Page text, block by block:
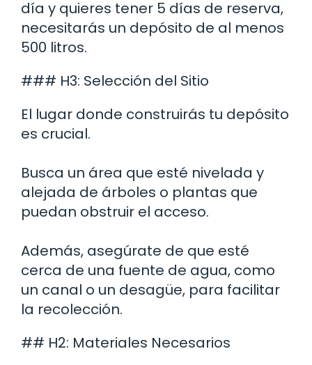
día y quieres tener 5 días de reserva,
necesitarás un depósito de al menos
500 litros.
### H3: Selección del Sitio
El lugar donde construirás tu depósito
es crucial.
Busca un área que esté nivelada y
alejada de árboles o plantas que
puedan obstruir el acceso.
Además, asegúrate de que esté
cerca de una fuente de agua, como
un canal o un desagüe, para facilitar
la recolección.
## H2: Materiales Necesarios